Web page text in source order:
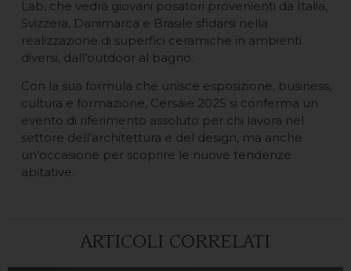
Lab, che vedrà giovani posatori provenienti da Italia,
Svizzera, Danimarca e Brasile sfidarsi nella
realizzazione di superfici ceramiche in ambienti
diversi, dall’outdoor al bagno.
Con la sua formula che unisce esposizione, business,
cultura e formazione, Cersaie 2025 si conferma un
evento di riferimento assoluto per chi lavora nel
settore dell’architettura e del design, ma anche
un’occasione per scoprire le nuove tendenze
abitative.
ARTICOLI CORRELATI